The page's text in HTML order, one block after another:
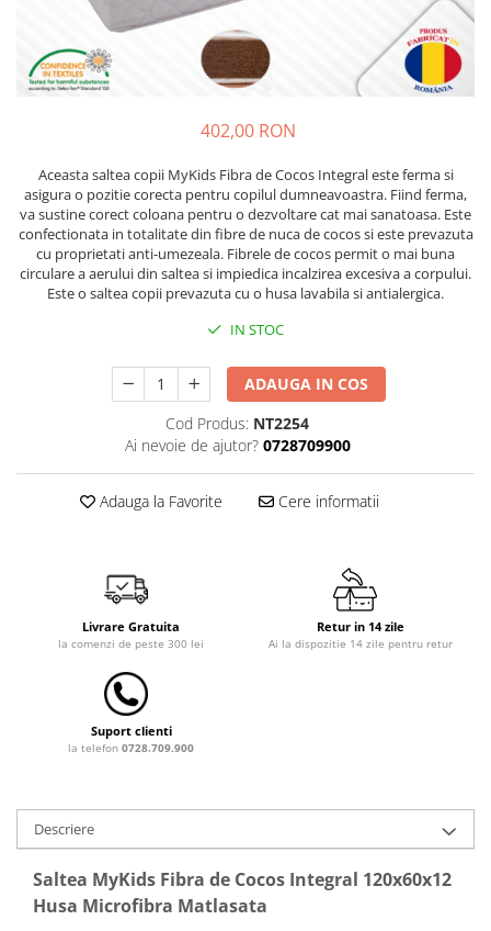
Lenjerii patut 140 x 70 cm
Lenjerie patuturi tineret
Baldachin patut
Protectii saltea
Tarcuri si patuturi pliabile
Patut pliant copii
Tarc de joaca copii
Comode copii
Bariere si protectie laterala pat
Bariere de protectie pat
Porti de siguranta
Costum carnaval copii
Lampi de veghe
Mobilier Birou
Sac de dormit copii
Sac de dormit 60 cm
Sac de dormit 70 cm
Sac de dormit 80 cm
Sac de dormit 100 cm
Sac de dormit 110 cm
Sac de dormit 130 cm
Sac de dormit 140 cm
Biciclete fara pedale
Casca protectie copii
Karturi si masinute cu pedale
Role copii si adulti
Scaune de biciclete copii
Skateboard
Trotinete copii si adulti
Papusi si cele necesare
Trenulete jucarii
Trambuline si accesorii
Accesorii Trambuline
Trambuline
Tensiometre
Termometre
Termometre camera si baie
Umidificatoare electrice aer
Saltele si Covoare sport Fitness
Scara antrenament
402,00 RON
Aceasta saltea copii MyKids Fibra de Cocos Integral este ferma si
asigura o pozitie corecta pentru copilul dumneavoastra. Fiind ferma,
va sustine corect coloana pentru o dezvoltare cat mai sanatoasa. Este
confectionata in totalitate din fibre de nuca de cocos si este prevazuta
cu proprietati anti-umezeala. Fibrele de cocos permit o mai buna
circulare a aerului din saltea si impiedica incalzirea excesiva a corpului.
Este o saltea copii prevazuta cu o husa lavabila si antialergica.
IN STOC
ADAUGA IN COS
Cod Produs: NT2254
Ai nevoie de ajutor? 0728709900
Adauga la Favorite Cere informatii
Livrare Gratuita
la comenzi de peste 300 lei
Retur in 14 zile
Ai la dispozitie 14 zile pentru retur
Suport clienti
la telefon 0728.709.900
Descriere
Saltea MyKids Fibra de Cocos Integral 120x60x12
Husa Microfibra Matlasata